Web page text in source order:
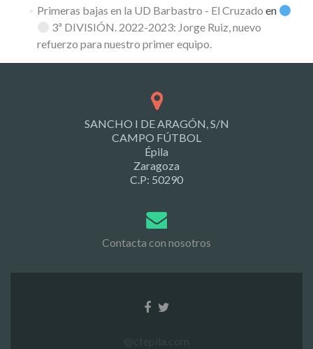
Primeras bajas en la UD Barbastro - El Cruzado en
3ª DIVISIÓN. 2022-2023: Jorge Ruiz, nuevo
refuerzo para nuestro primer equipo.
SANCHO I DE ARAGÓN, S/N
CAMPO FÚTBOL
Épila
Zaragoza
C.P: 50290
Contacta con nosotros